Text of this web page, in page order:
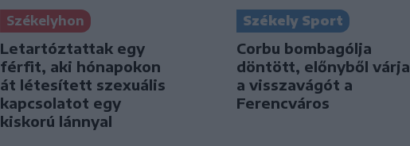
Székelyhon
Letartóztattak egy
férfit, aki hónapokon
át létesített szexuális
kapcsolatot egy
kiskorú lánnyal
Székely Sport
Corbu bombagólja
döntött, előnyből várja
a visszavágót a
Ferencváros